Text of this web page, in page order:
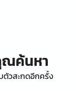
ณค้นหา
ตัวสะกดอีกครั้ง